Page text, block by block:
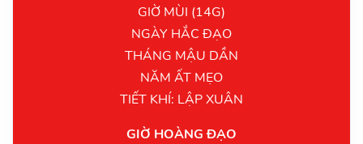
GIỜ MÙI (14G)
NGÀY HẮC ĐẠO
THÁNG MẬU DẦN
NĂM ẤT MẸO
TIẾT KHÍ: LẬP XUÂN
GIỜ HOÀNG ĐẠO